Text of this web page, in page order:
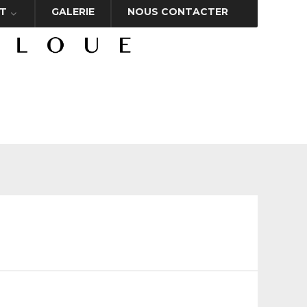
GALERIE NOUS CONTACTER